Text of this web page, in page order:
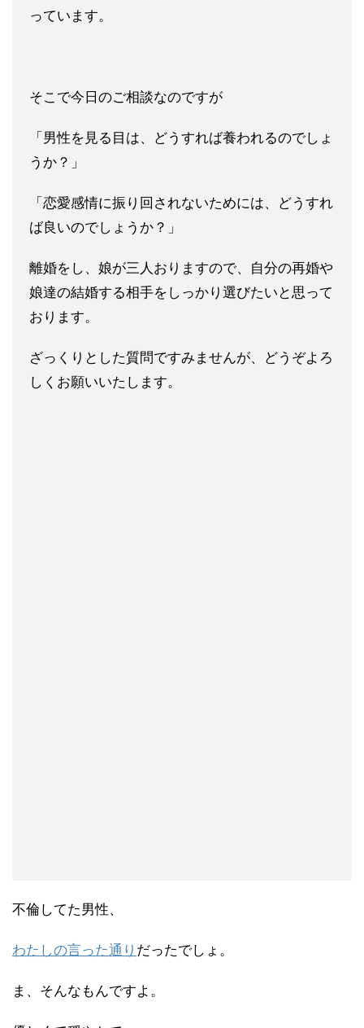
っています。
そこで今日のご相談なのですが
「男性を見る目は、どうすれば養われるのでしょ
うか？」
「恋愛感情に振り回されないためには、どうすれ
ば良いのでしょう か？」
離婚をし、娘が三人おりますので、自分の再婚や
娘達の結婚する相手をしっかり選びたいと思って
おります。
ざっくりとした質問ですみませんが、どうぞよろ
しくお願いいたし ます。
不倫してた男性、
わたしの言った通り だったでしょ。
ま、そんなもんですよ。